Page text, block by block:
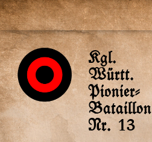
Kgl.
Württ.
Pionier-
Bataillon
Nr. 13